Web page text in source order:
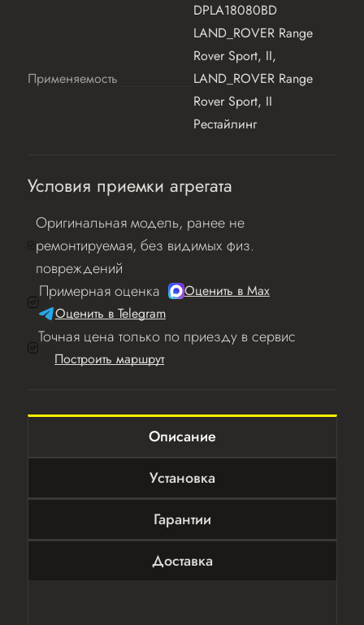
DPLA18080BD
Применяемость
LAND_ROVER Range
Rover Sport, II,
LAND_ROVER Range
Rover Sport, II
Рестайлинг
Условия приемки агрегата
Оригинальная модель, ранее не
ремонтируемая, без видимых физ.
повреждений
Примерная оценка
Оценить в Мах
Оценить в Telegram
Точная цена только по приезду в сервис
Построить маршрут
Описание
Установка
Гарантии
Доставка